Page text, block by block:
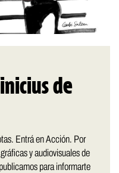
de
Entrá en Acción. Por
y audiovisuales de
para informarte